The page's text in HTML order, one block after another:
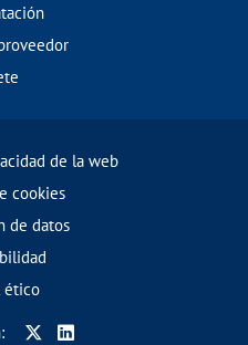
de la web
cookies
de datos
ético